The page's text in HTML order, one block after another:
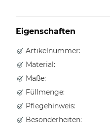
Eigenschaften
Artikelnummer:
Material:
Maße:
Füllmenge:
Pflegehinweis:
Besonderheiten: